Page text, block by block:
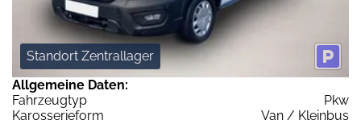
Standort Zentrallager
Allgemeine Daten:
Fahrzeugtyp
Pkw
Karosserieform
Van / Kleinbus